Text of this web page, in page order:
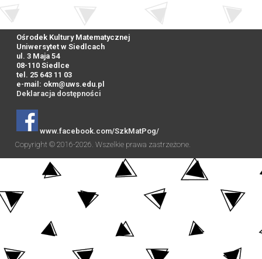
Ośrodek Kultury Matematycznej
Uniwersytet w Siedlcach
ul. 3 Maja 54
08-110 Siedlce
tel. 25 643 11 03
e-mail: okm@uws.edu.pl
Deklaracja dostępności
www.facebook.com/SzkMatPog/
Copyright © 2016-2026. Wszelkie prawa zastrzeżone.